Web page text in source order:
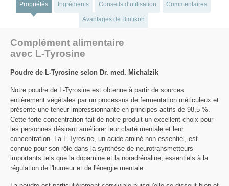
Propriétés Ingrédients Conseils d‘utilisation Commentaires
Avantages de Biotikon
Complément alimentaire
avec L-Tyrosine
Poudre de L-Tyrosine selon Dr. med. Michalzik
Notre poudre de L-Tyrosine est obtenue à partir de sources
entièrement végétales par un processus de fermentation méticuleux et
présente une teneur impressionnante en principes actifs de 98,5 %.
Cette forte concentration fait de notre produit un excellent choix pour
les personnes désirant améliorer leur clarté mentale et leur
concentration. La L-Tyrosine, un acide aminé non essentiel, est
connue pour son rôle dans la synthèse de neurotransmetteurs
importants tels que la dopamine et la noradrénaline, essentiels à la
régulation de l'humeur et de l'énergie mentale.